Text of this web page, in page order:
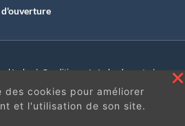
d'ouverture
légales | Conditions générales de vente |
|
BE50 0012 6285 4518
des cookies pour améliorer
et l'utilisation de son site.